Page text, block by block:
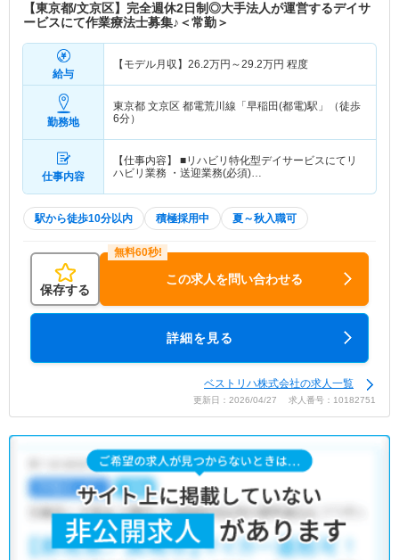
【東京都/文京区】完全週休2日制◎大手法人が運営するデイサ
ービスにて作業療法士募集♪＜常勤＞
給与
【モデル月収】 26.2万円～29.2万円 程度
勤務地
東京都 文京区 都電荒川線「早稲田(都電)駅」（徒歩
6分）
仕事内容
【仕事内容】 ■リハビリ特化型デイサービスにてリ
ハビリ業務 ・送迎業務(必須)…
駅から徒歩10分以内 積極採用中 夏～秋入職可
保存する
この求人を問い合わせる
詳細を見る
ベストリハ株式会社の求人一覧
更新日：2026/04/27 求人番号：10182751